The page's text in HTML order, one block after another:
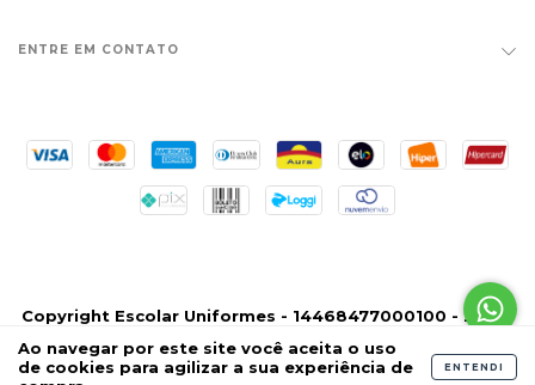
Ao navegar por este site você aceita o uso
de cookies para agilizar a sua experiência de
ENTENDI
ENTRE EM CONTATO
Copyright Escolar Uniformes - 14468477000100 - 2026.